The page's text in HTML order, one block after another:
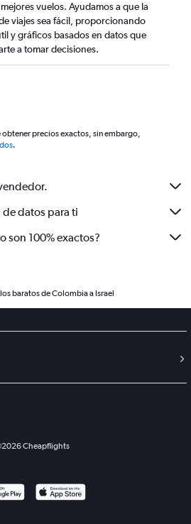
vuelos. Ayudamos a que la
viajes sea fácil, proporcionando
y gráficos basados en datos que
a tomar decisiones.
precios exactos, sin embargo,
.
datos para ti
son 100% exactos?
baratos de Colombia a Israel
2026Cheapflights